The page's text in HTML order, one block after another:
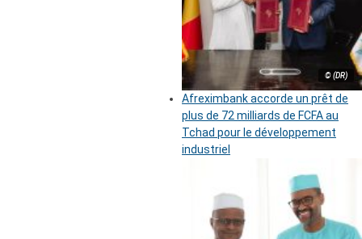
© (DR)
Afreximbank accorde un prêt de
plus de 72 milliards de FCFA au
Tchad pour le développement
industriel